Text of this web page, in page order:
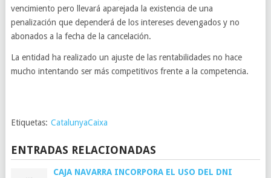
vencimiento pero llevará aparejada la existencia de una
penalización que dependerá de los intereses devengados y no
abonados a la fecha de la cancelación.
La entidad ha realizado un ajuste de las rentabilidades no hace
mucho intentando ser más competitivos frente a la competencia.
Etiquetas: CatalunyaCaixa
ENTRADAS RELACIONADAS
CAJA NAVARRA INCORPORA EL USO DEL DNI